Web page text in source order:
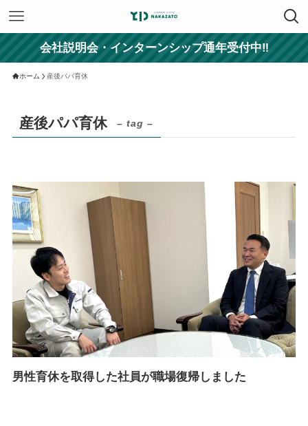
会社説明会・インターンシップ通年受付中‼
ホーム 産後パパ育休
産後パパ育休 – tag –
男性育休を取得した社員が職場復帰しました